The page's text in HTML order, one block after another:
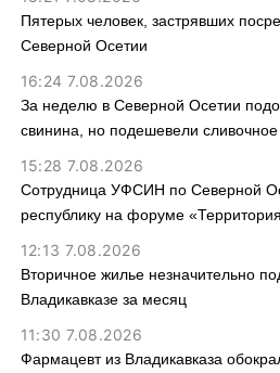
Пятерых человек, застрявших
Северной Осетии
16:24 7.08.2026
За неделю в Северной Осетии
свинина, но подешевели
15:28 7.08.2026
Сотрудница УФСИН по Северной
республику на форуме
12:13 7.08.2026
Вторичное жилье незначительно
Владикавказе за месяц
11:30 7.08.2026
Фармацевт из Владикавказа